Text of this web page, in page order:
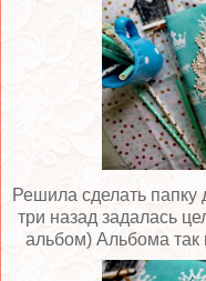
Решила сделать
три назад задалась
альбом) Альбома так